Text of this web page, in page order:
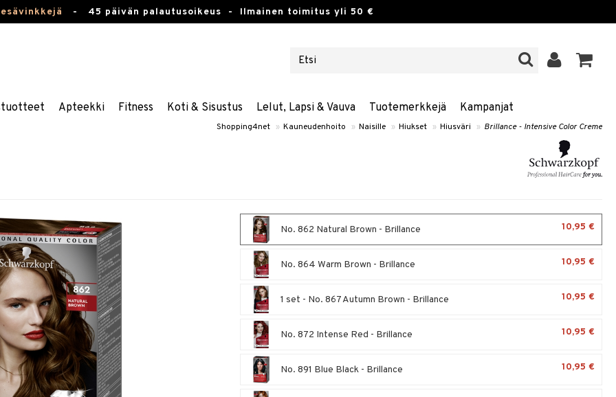
- 45 päivän palautusoikeus - Ilmainen toimitus yli 50 €
Apteekki Fitness Koti & Sisustus Lelut, Lapsi & Vauva Tuotemerkkejä Kampanjat
Shopping4net » Kauneudenhoito » Naisille » Hiukset » Hiusväri » Brillance - Intensive Color Creme
No. 862 Natural Brown - Brillance 10,95 €
No. 864 Warm Brown - Brillance 10,95 €
1 set - No. 867 Autumn Brown - Brillance 10,95 €
No. 872 Intense Red - Brillance 10,95 €
No. 891 Blue Black - Brillance 10,95 €